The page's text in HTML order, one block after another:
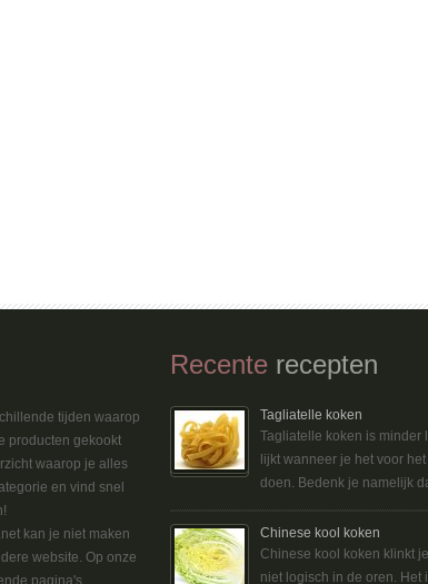
tijden waarop
producten gekookt
waarop je alles
en vind snel
kan je niet maken
website. Op onze
pagina's
Recente recepten
Tagliatelle koken
Tagliatelle koken is minder
lijkt wanneer je het voor
doen. Bedenk je namelijk
Chinese kool koken
Chinese kool koken klinkt
niet logisch in de oren. Het